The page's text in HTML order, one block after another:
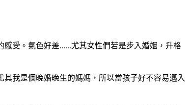
受。氣色好差......尤其女性們若是步入婚姻，升格
我是個晚婚晚生的媽媽，所以當孩子好不容易邁入